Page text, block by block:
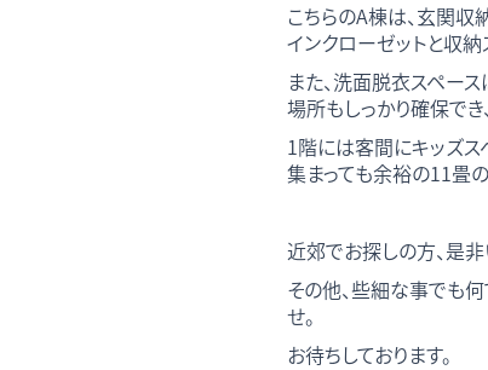
こちらのA棟は、玄関収
インクローゼットと収納
また、洗面脱衣スペー
場所もしっかり確保でき
1階には客間にキッズ
集まっても余裕の11畳
近郊でお探しの方、是非
その他、些細な事でも
せ。
お待ちしております。